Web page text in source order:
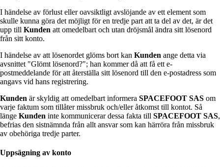
I händelse av förlust eller oavsiktligt avslöjande av ett element som
skulle kunna göra det möjligt för en tredje part att ta del av det, är det
upp till Kunden att omedelbart och utan dröjsmål ändra sitt lösenord
från sitt konto.
I händelse av att lösenordet glöms bort kan Kunden ange detta via
avsnittet "Glömt lösenord?"; han kommer då att få ett e-
postmeddelande för att återställa sitt lösenord till den e-postadress som
angavs vid hans registrering.
Kunden är skyldig att omedelbart informera SPACEFOOT SAS om
varje faktum som tillåter missbruk och/eller åtkomst till kontot. Så
länge Kunden inte kommunicerar dessa fakta till SPACEFOOT SAS,
befrias den sistnämnda från allt ansvar som kan härröra från missbruk
av obehöriga tredje parter.
Uppsägning av konto